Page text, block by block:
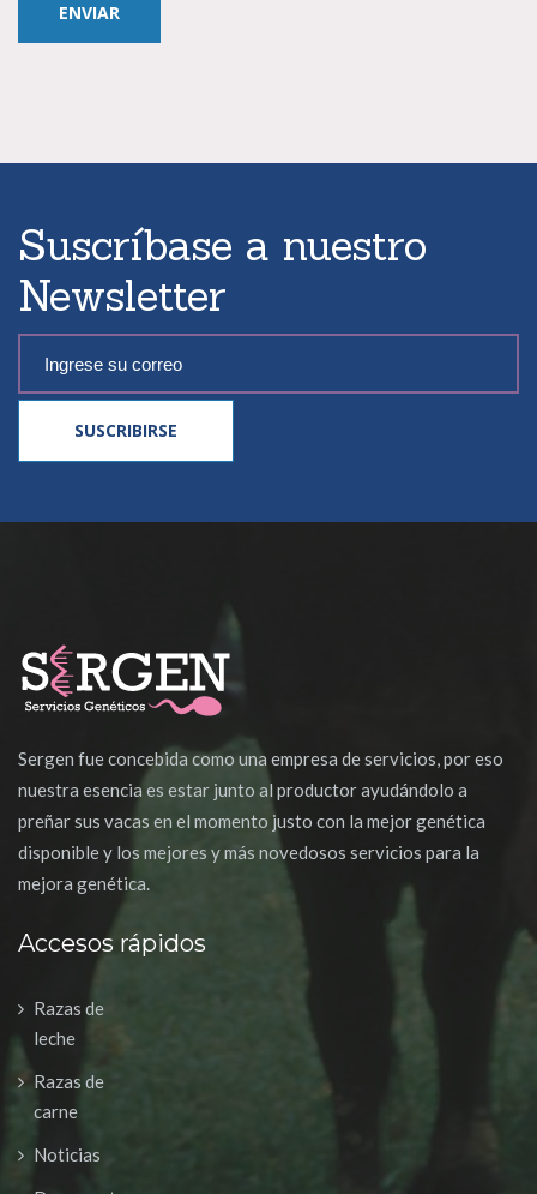
ENVIAR
Suscríbase a nuestro
Newsletter
SUSCRIBIRSE
Sergen fue concebida como una empresa de servicios, por eso
nuestra esencia es estar junto al productor ayudándolo a
preñar sus vacas en el momento justo con la mejor genética
disponible y los mejores y más novedosos servicios para la
mejora genética.
Accesos rápidos
Razas de
leche
Razas de
carne
Noticias